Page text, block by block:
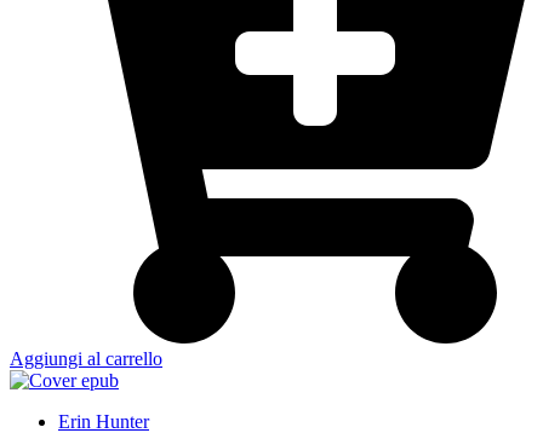
Aggiungi al carrello
Erin Hunter